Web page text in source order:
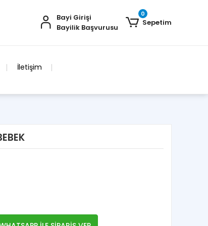
Bayi Girişi
Bayilik Başvurusu
0
Sepetim
İletişim